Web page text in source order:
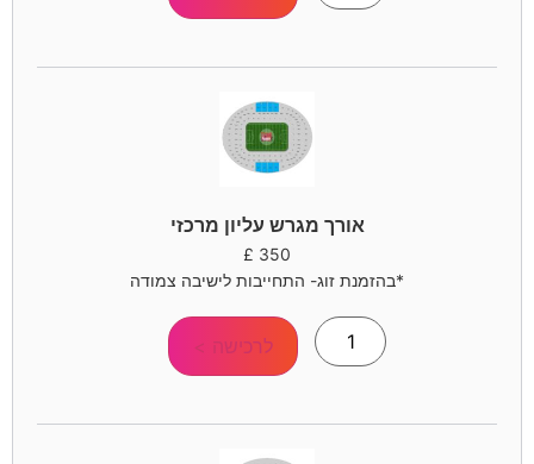
אורך מגרש עליון מרכזי
350
£
*בהזמנת זוג- התחייבות לישיבה צמודה
לרכישה >